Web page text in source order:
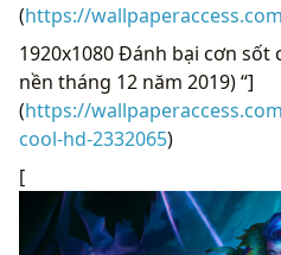
(https://
1920x1080 Đánh bại cơn sốt
nền tháng 12 năm 2019) “]
(https://
cool-hd-2332065)
[